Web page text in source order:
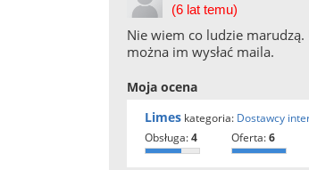
(6 lat temu)
Nie wiem co ludzie marudzą.
można im wysłać maila.
Moja ocena
Limes kategoria: Dostawcy
obsługa:4 oferta:6